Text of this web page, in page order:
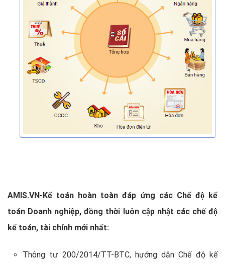
AMIS.VN-Kế toán hoàn toàn đáp ứng các Chế độ kế
toán Doanh nghiệp, đồng thời luôn cập nhật các chế độ
kế toán, tài chính mới nhất:
Thông tư 200/2014/TT-BTC, hướng dẫn Chế độ kế